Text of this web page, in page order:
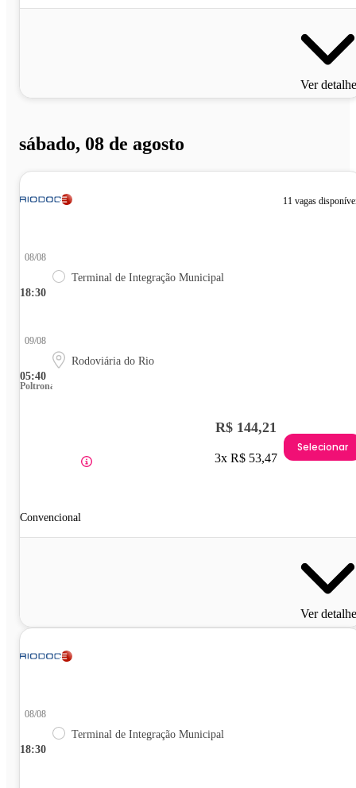
Ver
sábado, 08 de agosto
11 vagas
18:30
08/08
Terminal de Integração Municipal
05:40
09/08
Rodoviária do Rio
Poltrona
Convencional
R$ 144,21
3x R$ 53,47
Selecionar
Ver
18:30
08/08
Terminal de Integração Municipal